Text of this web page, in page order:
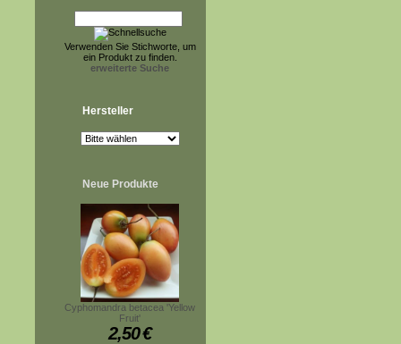
Verwenden Sie Stichworte, um
ein Produkt zu finden.
erweiterte Suche
Hersteller
Neue Produkte
Cyphomandra betacea 'Yellow
Fruit'
2,50€